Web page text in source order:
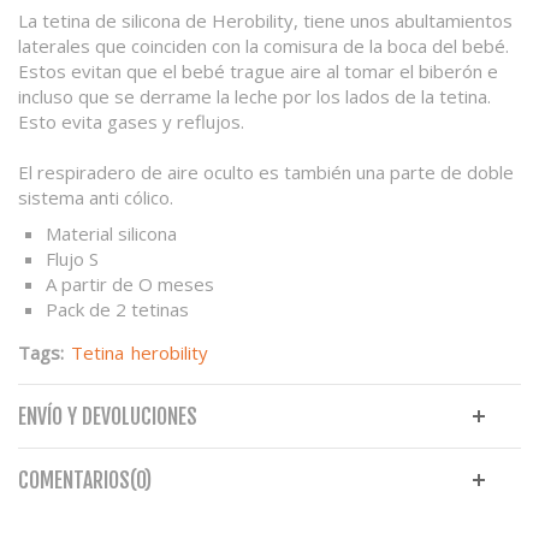
La tetina de silicona de Herobility, tiene unos abultamientos
laterales que coinciden con la comisura de la boca del bebé.
Estos evitan que el bebé trague aire al tomar el biberón e
incluso que se derrame la leche por los lados de la tetina.
Esto evita gases y reflujos.
El respiradero de aire oculto es también una parte de doble
sistema anti cólico.
Material silicona
Flujo S
A partir de O meses
Pack de 2 tetinas
Tags: Tetina herobility
ENVÍO Y DEVOLUCIONES
COMENTARIOS(0)